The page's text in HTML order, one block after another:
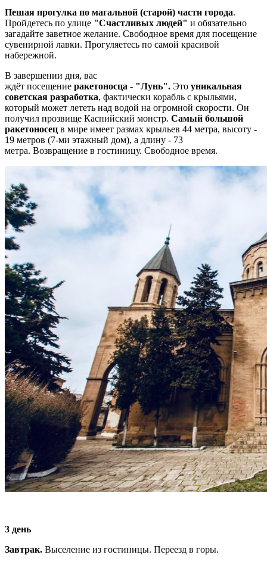
Пешая прогулка по магальной (старой) части города.
Пройдетесь по улице "Счастливых людей" и обязательно
загадайте заветное желание. Свободное время для посещение
сувенирной лавки. Прогуляетесь по самой красивой
набережной.
В завершении дня, вас
ждёт посещение ракетоносца - "Лунь". Это уникальная
советская разработка, фактически корабль с крыльями,
который может лететь над водой на огромной скорости. Он
получил прозвище Каспийский монстр. Самый большой
ракетоносец в мире имеет размах крыльев 44 метра, высоту -
19 метров (7-ми этажный дом), а длину - 73
метра. Возвращение в гостиницу. Свободное время.
3 день
Завтрак. Выселение из гостиницы. Переезд в горы.